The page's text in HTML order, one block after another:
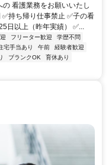
看護業務をお願いいたし
持ち帰り仕事禁止 ✅子の看
日以上（昨年実績） ✅...
フリーター歓迎
学歴不問
宅手当あり 午前
経験者歓迎
ブランクOK
育休あり